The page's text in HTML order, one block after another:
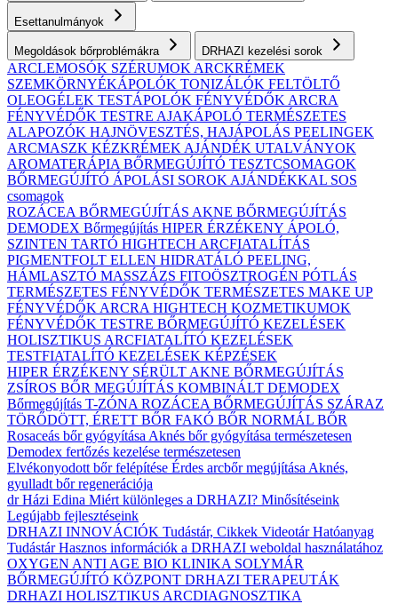
Esettanulmányok
Megoldások bőrproblémákra DRHAZI kezelési sorok
ARCLEMOSÓK SZÉRUMOK ARCKRÉMEK
SZEMKÖRNYÉKÁPOLÓK TONIZÁLÓK FELTÖLTŐ
OLEOGÉLEK TESTÁPOLÓK FÉNYVÉDŐK ARCRA
FÉNYVÉDŐK TESTRE AJAKÁPOLÓ TERMÉSZETES
ALAPOZÓK HAJNÖVESZTÉS, HAJÁPOLÁS PEELINGEK
ARCMASZK KÉZKRÉMEK AJÁNDÉK UTALVÁNYOK
AROMATERÁPIA BŐRMEGÚJÍTÓ TESZTCSOMAGOK
BŐRMEGÚJÍTÓ ÁPOLÁSI SOROK AJÁNDÉKKAL SOS
csomagok
ROZÁCEA BŐRMEGÚJÍTÁS AKNE BŐRMEGÚJÍTÁS
DEMODEX Bőrmegújítás HIPER ÉRZÉKENY ÁPOLÓ,
SZINTEN TARTÓ HIGHTECH ARCFIATALÍTÁS
PIGMENTFOLT ELLEN HIDRATÁLÓ PEELING,
HÁMLASZTÓ MASSZÁZS FITOÖSZTROGÉN PÓTLÁS
TERMÉSZETES FÉNYVÉDŐK TERMÉSZETES MAKE UP
FÉNYVÉDŐK ARCRA HIGHTECH KOZMETIKUMOK
FÉNYVÉDŐK TESTRE BŐRMEGÚJÍTÓ KEZELÉSEK
HOLISZTIKUS ARCFIATALÍTÓ KEZELÉSEK
TESTFIATALÍTÓ KEZELÉSEK KÉPZÉSEK
HIPER ÉRZÉKENY SÉRÜLT AKNE BŐRMEGÚJÍTÁS
ZSÍROS BŐR MEGÚJÍTÁS KOMBINÁLT DEMODEX
Bőrmegújítás T-ZÓNA ROZÁCEA BŐRMEGÚJÍTÁS SZÁRAZ
TÖRŐDÖTT, ÉRETT BŐR FAKÓ BŐR NORMÁL BŐR
Rosaceás bőr gyógyítása Aknés bőr gyógyítása természetesen
Demodex fertőzés kezelése természetesen
Elvékonyodott bőr felépítése Érdes arcbőr megújítása Aknés,
gyulladt bőr regenerációja
dr Házi Edina Miért különleges a DRHAZI? Minősítéseink
Legújabb fejlesztéseink
DRHAZI INNOVÁCIÓK Tudástár, Cikkek VideotárHatóanyag
TudástárHasznos információk a DRHAZI weboldal használatához
OXYGEN ANTI AGE BIO KLINIKA SOLYMÁR
BŐRMEGÚJÍTÓ KÖZPONT DRHAZI TERAPEUTÁK
DRHAZI HOLISZTIKUS ARCDIAGNOSZTIKA